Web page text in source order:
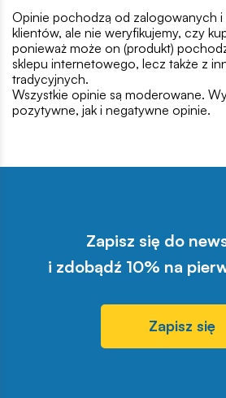
Opinie pochodzą od zalogowanych
klientów, ale nie weryfikujemy, czy
ponieważ może on (produkt)
sklepu internetowego, lecz także z
tradycyjnych.
Wszystkie opinie są moderowane.
pozytywne, jak i negatywne opinie.
Zapisz się do
i zdobądź 10% na
Zapisz się